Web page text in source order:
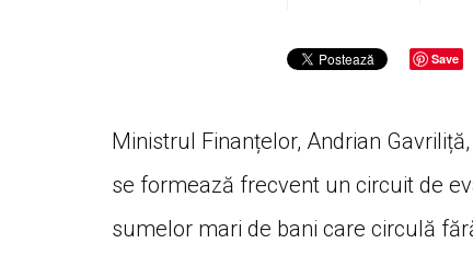
Save
Ministrul Finanțelor, Andrian
se formează frecvent un circuit de
sumelor mari de bani care circulă